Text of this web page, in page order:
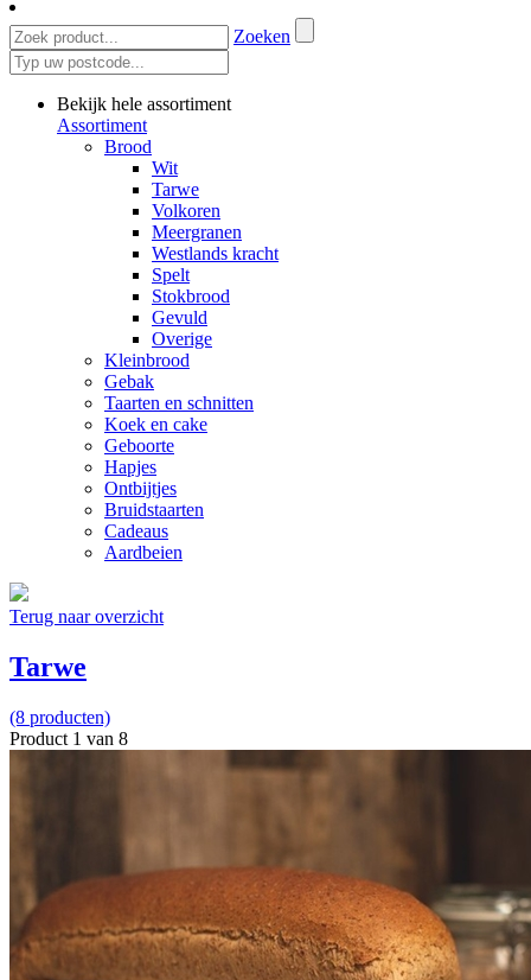
Zoeken
Bekijk hele assortiment
Assortiment
Brood
Wit
Tarwe
Volkoren
Meergranen
Westlands kracht
Spelt
Stokbrood
Gevuld
Overige
Kleinbrood
Gebak
Taarten en schnitten
Koek en cake
Geboorte
Hapjes
Ontbijtjes
Bruidstaarten
Cadeaus
Aardbeien
Terug naar overzicht
Tarwe
(8 producten)
Product 1 van 8